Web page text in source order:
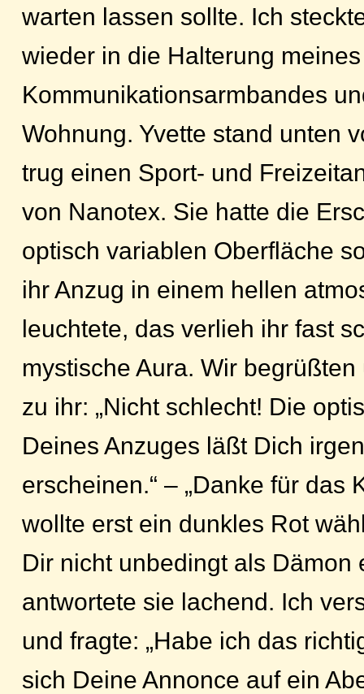
warten lassen sollte. Ich
wieder in die Halterung meines
Kommunikationsarmbandes
Wohnung. Yvette stand unten
trug einen Sport- und
von Nanotex. Sie hatte die
optisch variablen Oberfläche
ihr Anzug in einem hellen
leuchtete, das verlieh ihr fast
mystische Aura. Wir
zu ihr: „Nicht schlecht! Die
Deines Anzuges läßt Dich
erscheinen.“ – „Danke für das
wollte erst ein dunkles Rot
Dir nicht unbedingt als Dämon
antwortete sie lachend. Ich
und fragte: „Habe ich das
sich Deine Annonce auf ein